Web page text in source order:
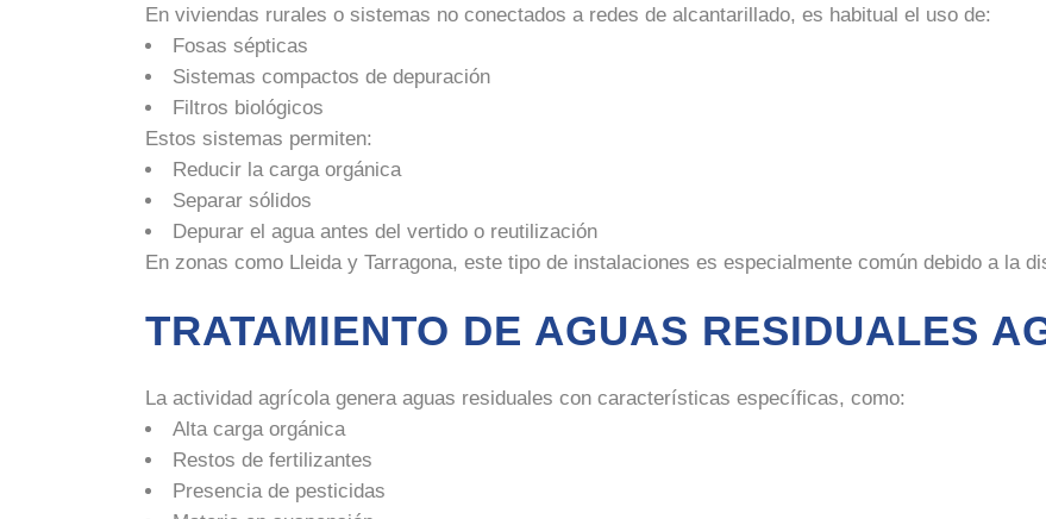
En viviendas rurales o sistemas no conectados a redes de alcantarillado, es habitual el uso de:
Fosas sépticas
Sistemas compactos de depuración
Filtros biológicos
Estos sistemas permiten:
Reducir la carga orgánica
Separar sólidos
Depurar el agua antes del vertido o reutilización
En zonas como Lleida y Tarragona, este tipo de instalaciones es especialmente común debido a la
TRATAMIENTO DE AGUAS RESIDUALES
La actividad agrícola genera aguas residuales con características específicas, como:
Alta carga orgánica
Restos de fertilizantes
Presencia de pesticidas